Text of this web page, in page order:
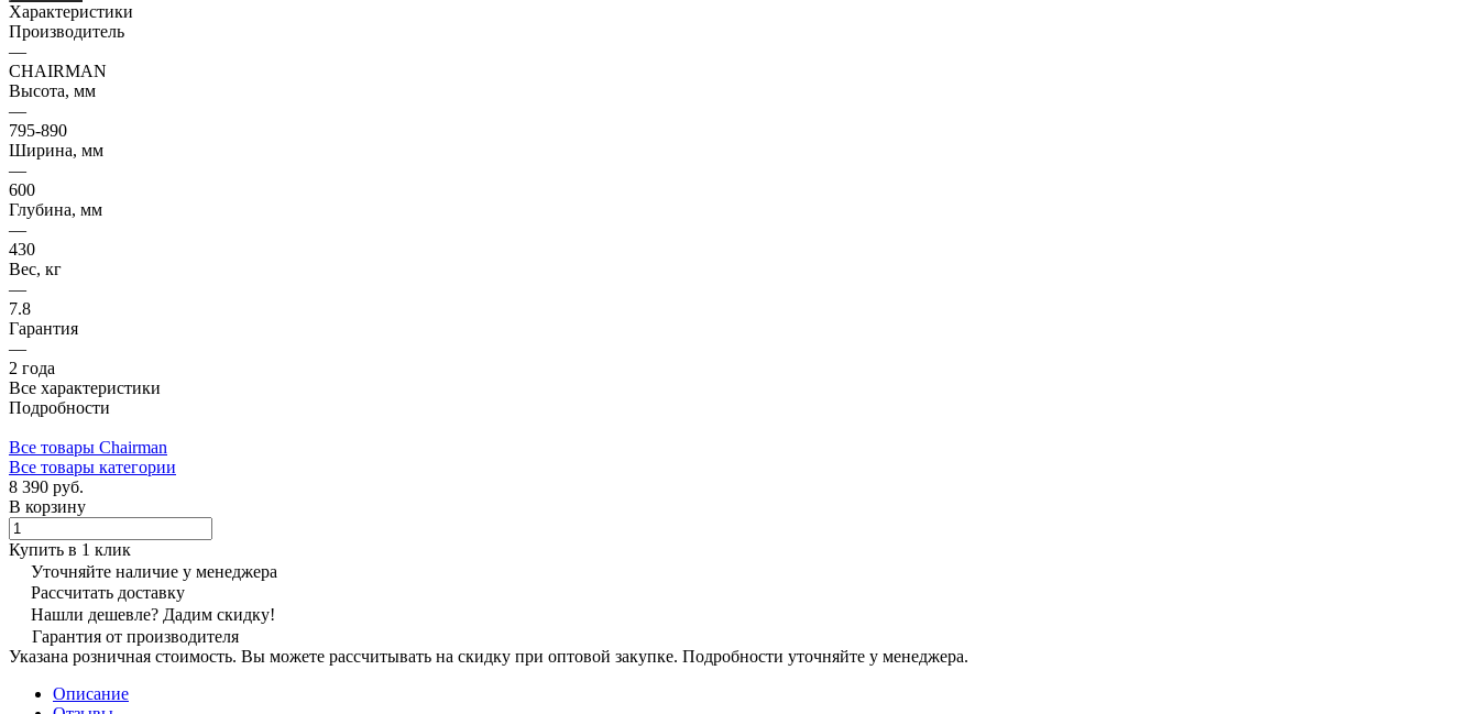
Характеристики
Производитель
—
CHAIRMAN
Высота, мм
—
795-890
Ширина, мм
—
600
Глубина, мм
—
430
Вес, кг
—
7.8
Гарантия
—
2 года
Все характеристики
Подробности
Все товары Сhairman
Все товары категории
8 390 руб.
В корзину
Купить в 1 клик
Уточняйте наличие у менеджера
Рассчитать доставку
Нашли дешевле? Дадим скидку!
Гарантия от производителя
Указана розничная стоимость. Вы можете рассчитывать на скидку при оптовой закупке. Подробности уточняйте у менеджера.
Описание